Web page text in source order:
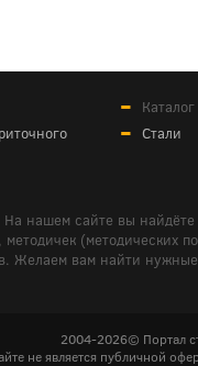
Стали
нашем сайте вы
(методических
вам найти
2004-2026© Портал
не является публичной